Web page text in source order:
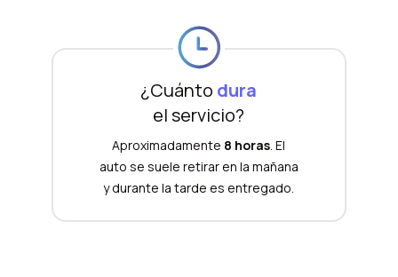
¿Cuánto dura
el servicio?
Aproximadamente 8 horas. El
auto se suele retirar en la mañana
y durante la tarde es entregado.